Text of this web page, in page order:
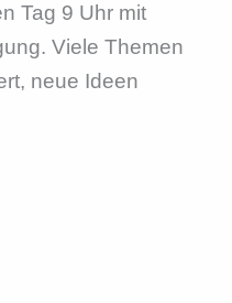
Tag 9 Uhr mit
Viele Themen
neue Ideen